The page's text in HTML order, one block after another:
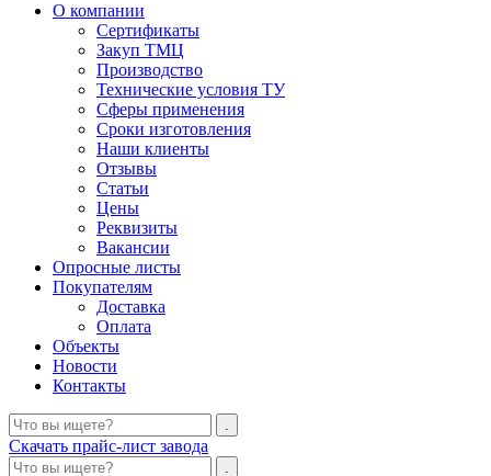
О компании
Сертификаты
Закуп ТМЦ
Производство
Технические условия ТУ
Сферы применения
Сроки изготовления
Наши клиенты
Отзывы
Статьи
Цены
Реквизиты
Вакансии
Опросные листы
Покупателям
Доставка
Оплата
Объекты
Новости
Контакты
Скачать прайс-лист завода